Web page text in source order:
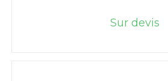
Sur devis